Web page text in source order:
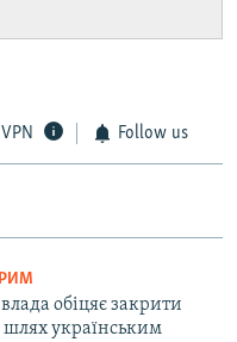
Follow us
обіцяє закрити
українським